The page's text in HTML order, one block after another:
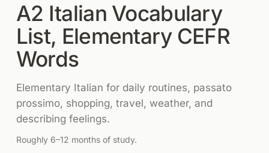
A2 Italian Vocabulary
List, Elementary CEFR
Words
Elementary Italian for daily routines, passato
prossimo, shopping, travel, weather, and
describing feelings.
Roughly 6–12 months of study.